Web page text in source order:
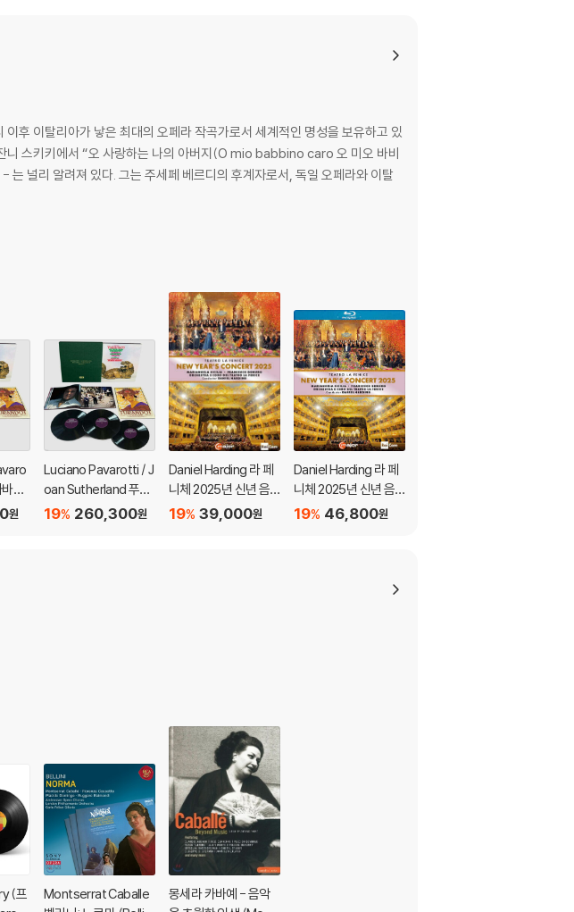
후 이탈리아가 낳은 최대의 오페라 작곡가로서 세계적인 명성을 보유하고 있
니 스키키에서 “오 사랑하는 나의 아버지(O mio babbino caro 오 미오 바비
리 알려져 있다. 그는 주세페 베르디의 후계자로서, 독일 오페라와 이탈
로
트
원
Luciano Pavarotti / J
oan Sutherland 푸치
니: 투란도트 (Puccini:
260,300원
19%
Daniel Harding 라 페
니체 2025년 신년 음
악회 (TEATRO LA FE
39,000원
19%
Daniel Harding 라 페
니체 2025년 신년 음
악회 (TEATRO LA FE
46,800원
19%
(프
Montserrat Caballe
몽세라 카바예 - 음악